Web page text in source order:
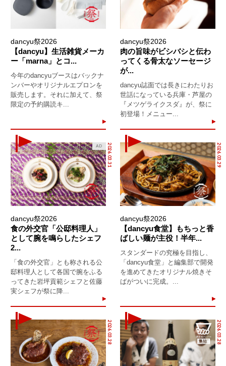
dancyu祭2026
【dancyu】生活雑貨メーカ
ー「marna」とコ...
今年のdancyuブースはバックナ
ンバーやオリジナルエプロンを
販売します。それに加えて、祭
限定の予約購読キ...
dancyu祭2026
肉の旨味がビシバシと伝わ
ってくる骨太なソーセージ
が...
dancyu誌面では長きにわたりお
世話になっている兵庫・芦屋の
『メツゲライクスダ』が、祭に
初登場！メニュー...
2026.03.31
AD
dancyu祭2026
食の外交官「公邸料理人」
として腕を鳴らしたシェフ
2...
「食の外交官」とも称される公
邸料理人として各国で腕をふる
ってきた岩坪貢範シェフと佐藤
実シェフが祭に降...
2026.03.29
dancyu祭2026
【dancyu食堂】もちっと香
ばしい麺が主役！半年...
スタンダードの究極を目指し、
「dancyu食堂」と編集部で開発
を進めてきたオリジナル焼きそ
ばがついに完成。...
2026.03.28 2026.03.28